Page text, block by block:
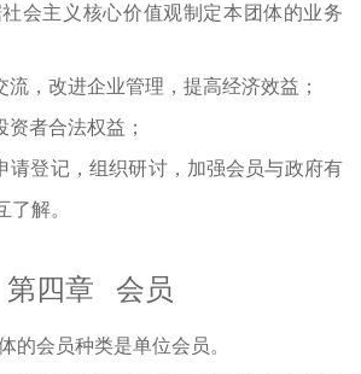
会主义核心价值观制定本团体的业务
流，改进企业管理，提高经济效益；
者合法权益；
请登记，组织研讨，加强会员与政府有
了解。
第四章 会员
的会员种类是单位会员 。